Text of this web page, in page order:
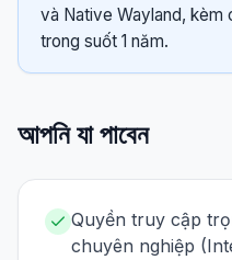
và Native Wayland, kèm
trong suốt 1 năm.
আপনি যা পাবেন
Quyền truy cập
chuyên nghiệp